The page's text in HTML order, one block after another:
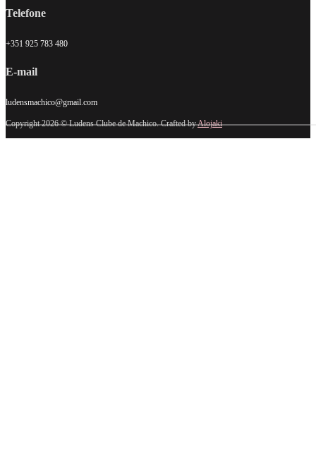
Telefone
+351 925 783 480
E-mail
ludensmachico@gmail.com
Copyright 2026 © Ludens Clube de Machico. Crafted byAlojaki